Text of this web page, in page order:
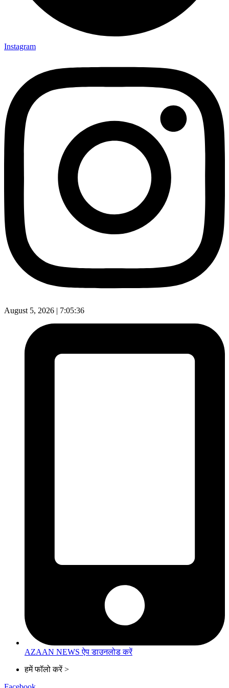
Instagram
August 5, 2026 | 7:05:37
AZAAN NEWS ऐप डाउनलोड करें
हमें फॉलो करें >